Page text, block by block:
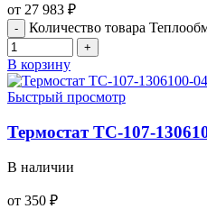
от 27 983 ₽
Количество товара
В корзину
Быстрый просмотр
Термостат ТС-107-
В наличии
от 350 ₽